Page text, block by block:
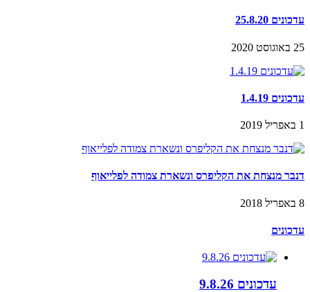
עדכונים 25.8.20
25 באוגוסט 2020
עדכונים 1.4.19
1 באפריל 2019
דנבר מנצחת את הקליפרס ונשארת צמודה לפלייאוף
8 באפריל 2018
עדכונים
עדכונים 9.8.26